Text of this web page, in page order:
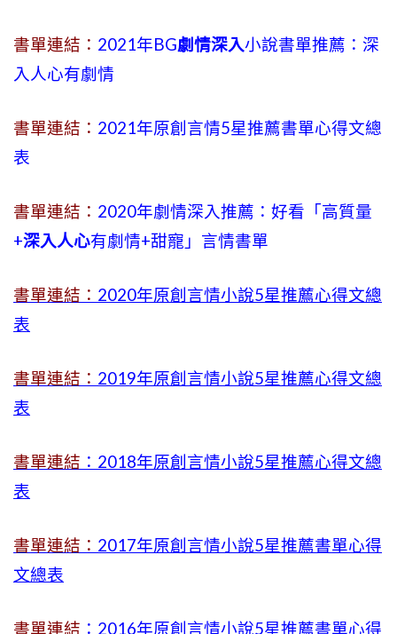
書單連結： 2021年BG劇情深入小說書單推薦：深
入人心有劇情
書單連結： 2021年原創言情5星推薦書單心得文總
表
書單連結： 2020年劇情深入推薦：好看「高質量
+深入人心有劇情+甜寵」言情書單
書單連結： 2020年原創言情小說5星推薦心得文總
表
書單連結： 2019年原創言情小說5星推薦心得文總
表
書單連結 ：2018年原創言情小說5星推薦心得文總
表
書單連結： 2017年原創言情小說5星推薦書單心得
文總表
書單連結 ：2016年原創言情小說5星推薦書單心得